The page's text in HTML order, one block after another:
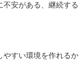
安がある、継続する
やすい環境を作れるか